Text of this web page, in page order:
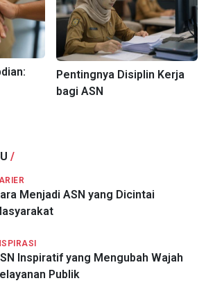
Pentingnya Disiplin Kerja
bagi ASN
/
Menjadi ASN yang Dicintai
Inspiratif yang Mengubah Wajah
Publik